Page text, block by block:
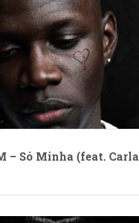
– Só Minha (feat. Carla